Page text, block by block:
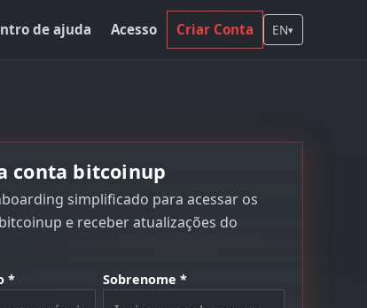
de ajuda Acesso Criar Conta EN▾
conta bitcoinup
simplificado para acessar os
e receber atualizações do
* Sobrenome *